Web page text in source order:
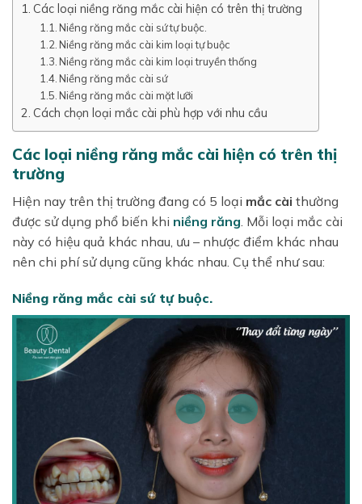
Các loại niềng răng mắc cài hiện có trên thị trường
Niềng răng mắc cài sứ tự buộc.
Niềng răng mắc cài kim loại tự buộc
Niềng răng mắc cài kim loại truyền thống
Niềng răng mắc cài sứ
Niềng răng mắc cài mặt lưỡi
Cách chọn loại mắc cài phù hợp với nhu cầu
Các loại niềng răng mắc cài hiện có trên thị
trường
Hiện nay trên thị trường đang có 5 loại mắc cài thường
được sử dụng phổ biến khi niềng răng . Mỗi loại mắc cài
này có hiệu quả khác nhau, ưu – nhược điểm khác nhau
nên chi phí sử dụng cũng khác nhau. Cụ thể như sau:
Niềng răng mắc cài sứ tự buộc.